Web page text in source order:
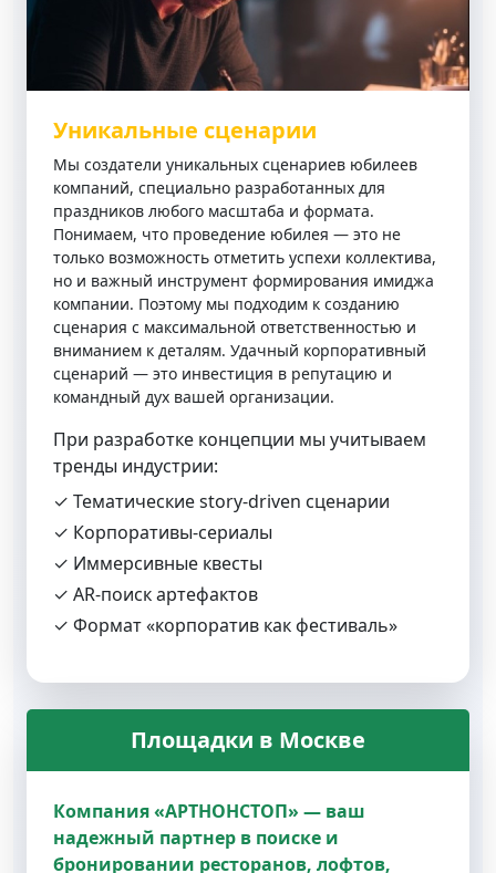
Уникальные сценарии
Мы создатели уникальных сценариев юбилеев
компаний, специально разработанных для
праздников любого масштаба и формата.
Понимаем, что проведение юбилея — это не
только возможность отметить успехи коллектива,
но и важный инструмент формирования имиджа
компании. Поэтому мы подходим к созданию
сценария с максимальной ответственностью и
вниманием к деталям. Удачный корпоративный
сценарий — это инвестиция в репутацию и
командный дух вашей организации.
При разработке концепции мы учитываем
тренды индустрии:
✓ Тематические story‑driven сценарии
✓ Корпоративы‑сериалы
✓ Иммерсивные квесты
✓ AR‑поиск артефактов
✓ Формат «корпоратив как фестиваль»
Площадки в Москве
Компания «АРТНОНСТОП» — ваш
надежный партнер в поиске и
бронировании ресторанов, лофтов,